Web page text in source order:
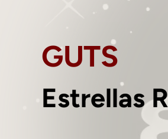
GUTS
Estrellas